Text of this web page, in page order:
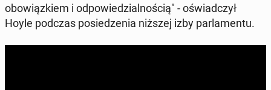
obo­wiąz­kiem i od­po­wie­dzial­no­ścią" - oświad­czył
Hoyle podczas po­sie­dze­nia niższej izby par­la­men­tu.